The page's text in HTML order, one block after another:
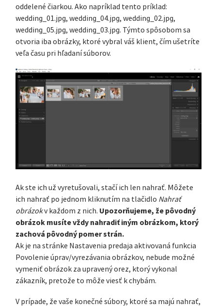
oddelené čiarkou. Ako napríklad tento príklad:
wedding_01.jpg, wedding_04.jpg, wedding_02.jpg,
wedding_05.jpg, wedding_03.jpg. Týmto spôsobom sa
otvoria iba obrázky, ktoré vybral váš klient, čím ušetríte
veľa času pri hľadaní súborov.
Ak ste ich už vyretušovali, stačí ich len nahrať. Môžete
ich nahrať po jednom kliknutím na tlačidlo Nahrať
obrázokv každom z nich. Upozorňujeme, že pôvodný
obrázok musíte vždy nahradiť iným obrázkom, ktorý
zachová pôvodný pomer strán.
Ak je na stránke Nastavenia predaja aktivovaná funkcia
Povolenie úprav/vyrezávania obrázkov, nebude možné
vymeniť obrázok za upravený orez, ktorý vykonal
zákazník, pretože to môže viesť k chybám.
V prípade, že vaše konečné súbory, ktoré sa majú nahrať,